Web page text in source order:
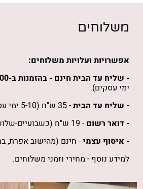
משלוחים
אפשרויות ועלויות משלוחים:
- שליח עד הבית חינם - בהזמנותב-300 ש"ח
ימי עסקים).
- שליח עד הבית- 35 ש"ח (5-10 ימי עסקים).
- דואר רשום- 19 ש"ח (כשבועיים-שלושה).
- איסוף עצמי- חינם (מהישוב אפרת,
למידע נוסף - מחירי וזמני משלוחים.